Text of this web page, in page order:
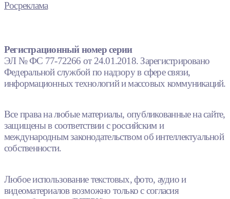
Росреклама
Регистрационный номер серии
ЭЛ № ФС 77-72266 от 24.01.2018. Зарегистрировано
Федеральной службой по надзору в сфере связи,
информационных технологий и массовых коммуникаций.
Все права на любые материалы, опубликованные на сайте,
защищены в соответствии с российским и
международным законодательством об интеллектуальной
собственности.
Любое использование текстовых, фото, аудио и
видеоматериалов возможно только с согласия